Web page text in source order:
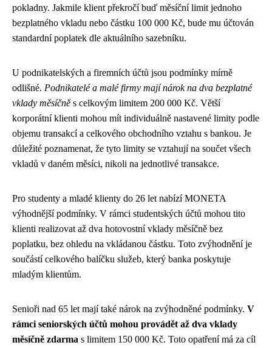
pokladny. Jakmile klient překročí buď měsíční limit jednoho
bezplatného vkladu nebo částku 100 000 Kč, bude mu účtován
standardní poplatek dle aktuálního sazebníku.
U podnikatelských a firemních účtů jsou podmínky mírně
odlišné. Podnikatelé a malé firmy mají nárok na dva bezplatné
vklady měsíčně s celkovým limitem 200 000 Kč. Větší
korporátní klienti mohou mít individuálně nastavené limity podle
objemu transakcí a celkového obchodního vztahu s bankou. Je
důležité poznamenat, že tyto limity se vztahují na součet všech
vkladů v daném měsíci, nikoli na jednotlivé transakce.
Pro studenty a mladé klienty do 26 let nabízí MONETA
výhodnější podmínky. V rámci studentských účtů mohou tito
klienti realizovat až dva hotovostní vklady měsíčně bez
poplatku, bez ohledu na vkládanou částku. Toto zvýhodnění je
součástí celkového balíčku služeb, který banka poskytuje
mladým klientům.
Senioři nad 65 let mají také nárok na zvýhodněné podmínky. V
rámci seniorských účtů mohou provádět až dva vklady
měsíčně zdarma s limitem 150 000 Kč. Toto opatření má za cíl